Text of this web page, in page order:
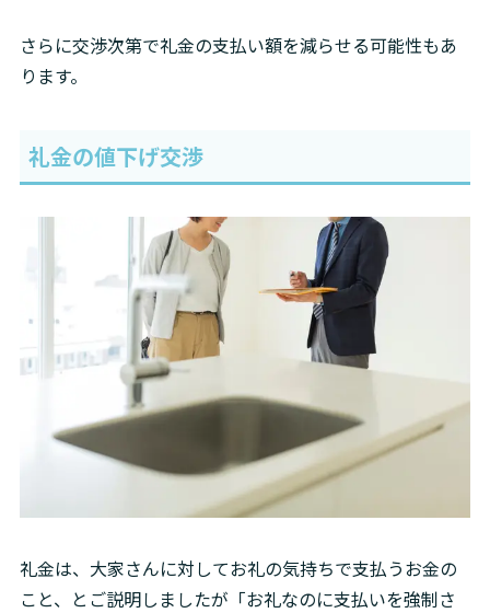
さらに交渉次第で礼金の支払い額を減らせる可能性もあ
ります。
礼金の値下げ交渉
礼金は、大家さんに対してお礼の気持ちで支払うお金の
こと、とご説明しましたが「お礼なのに支払いを強制さ